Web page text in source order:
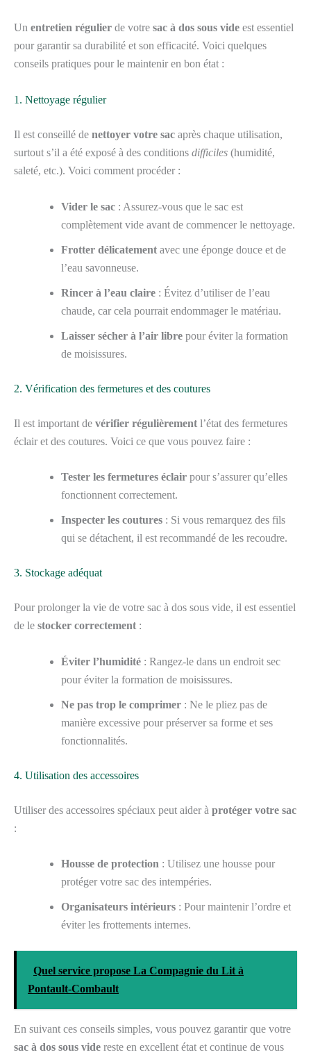
Un entretien régulier de votre sac à dos sous vide est essentiel
pour garantir sa durabilité et son efficacité. Voici quelques
conseils pratiques pour le maintenir en bon état :
1. Nettoyage régulier
Il est conseillé de nettoyer votre sac après chaque utilisation,
surtout s’il a été exposé à des conditions difficiles (humidité,
saleté, etc.). Voici comment procéder :
Vider le sac : Assurez-vous que le sac est
complètement vide avant de commencer le nettoyage.
Frotter délicatement avec une éponge douce et de
l’eau savonneuse.
Rincer à l’eau claire : Évitez d’utiliser de l’eau
chaude, car cela pourrait endommager le matériau.
Laisser sécher à l’air libre pour éviter la formation
de moisissures.
2. Vérification des fermetures et des coutures
Il est important de vérifier régulièrement l’état des fermetures
éclair et des coutures. Voici ce que vous pouvez faire :
Tester les fermetures éclair pour s’assurer qu’elles
fonctionnent correctement.
Inspecter les coutures : Si vous remarquez des fils
qui se détachent, il est recommandé de les recoudre.
3. Stockage adéquat
Pour prolonger la vie de votre sac à dos sous vide, il est essentiel
de le stocker correctement :
Éviter l’humidité : Rangez-le dans un endroit sec
pour éviter la formation de moisissures.
Ne pas trop le comprimer : Ne le pliez pas de
manière excessive pour préserver sa forme et ses
fonctionnalités.
4. Utilisation des accessoires
Utiliser des accessoires spéciaux peut aider à protéger votre sac
:
Housse de protection : Utilisez une housse pour
protéger votre sac des intempéries.
Organisateurs intérieurs : Pour maintenir l’ordre et
éviter les frottements internes.
Quel service propose La Compagnie du Lit à
Pontault-Combault
En suivant ces conseils simples, vous pouvez garantir que votre
sac à dos sous vide reste en excellent état et continue de vous